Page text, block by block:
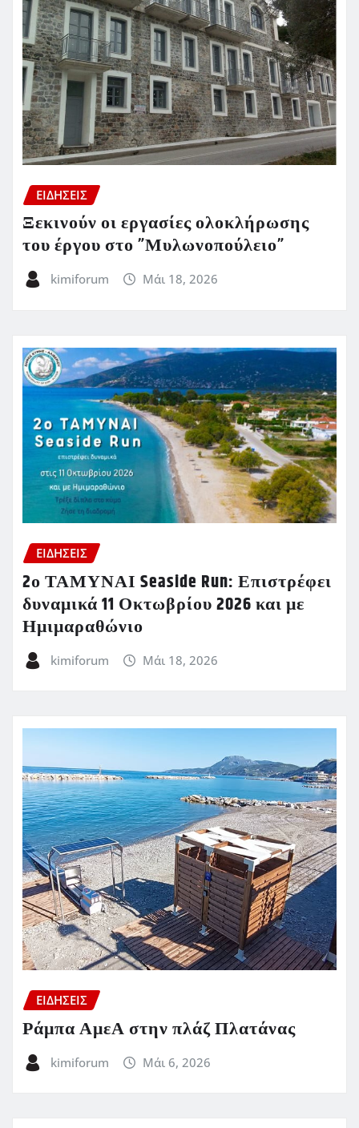
ΕΙΔΗΣΕΙΣ
Ξεκινούν οι εργασίες ολοκλήρωσης
του έργου στο ”Μυλωνοπούλειο”
kimiforum Μάι 18, 2026
ΕΙΔΗΣΕΙΣ
2ο ΤΑΜΥΝΑΙ Seaside Run: Επιστρέφει
δυναμικά 11 Οκτωβρίου 2026 και με
Ημιμαραθώνιο
kimiforum Μάι 18, 2026
ΕΙΔΗΣΕΙΣ
Ράμπα ΑμεΑ στην πλάζ Πλατάνας
kimiforum Μάι 6, 2026